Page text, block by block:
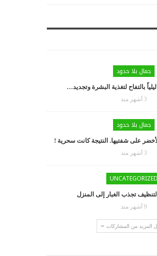
جمال بلا حدود
بالتفاح لتغذية البشرة وتجديد…
3 أشهر منذ
جمال بلا حدود
على شفتيها. النتيجة كانت سحرية !
3 أشهر منذ
UNCATEGORIZED
9 أشهر منذ
المزيد من المشاركات